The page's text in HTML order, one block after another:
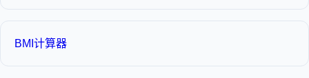
BMI计算器